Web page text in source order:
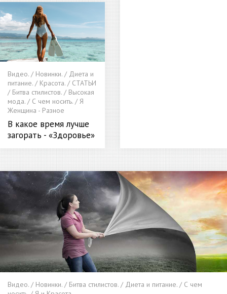
Видео. / Новинки. / Битва стилистов. / Диета и питание. / С чем
Видео. / Новинки. / Диета и
питание. / Красота. / СТАТЬИ
/ Битва стилистов. / Высокая
мода. / С чем носить. / Я
Женщина - Разное
В какое время лучше
загорать - «Здоровье»